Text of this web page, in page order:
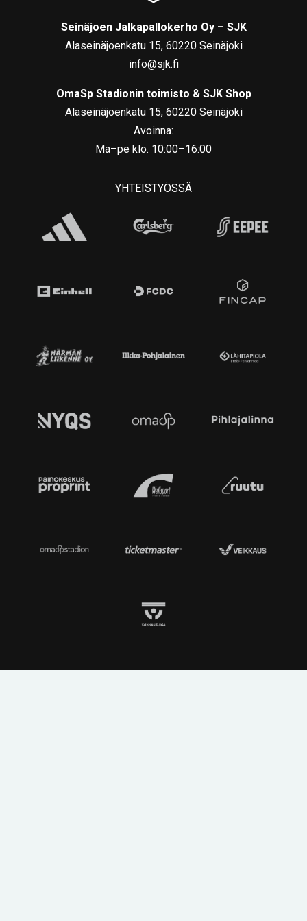
Seinäjoen Jalkapallokerho Oy – SJK
Alaseinäjoenkatu 15, 60220 Seinäjoki
info@sjk.fi
OmaSp Stadionin toimisto & SJK Shop
Alaseinäjoenkatu 15, 60220 Seinäjoki
Avoinna:
Ma–pe klo. 10:00–16:00
YHTEISTYÖSSÄ